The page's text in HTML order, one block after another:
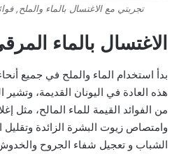
تجربتي مع الاغتسال بالماء والملح,
الاغتسال بالماء
بدأ استخدام الماء والملح في جميع
هذه العادة في اليونان القديمة، وتشير
من الفوائد القيمة للماء المالح، مثل
وامتصاص زيوت البشرة الزائدة وتقليل
الشباب و تعجيل شفاء الجروح